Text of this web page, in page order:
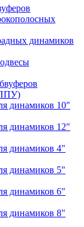
динамиков
динамиков 10"
динамиков 12"
динамиков 4"
динамиков 5"
динамиков 6"
динамиков 8"